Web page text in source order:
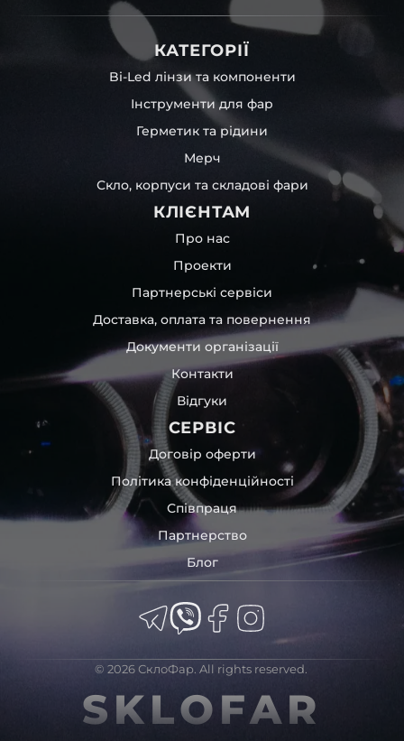
КАТЕГОРІЇ
Bi-Led лінзи та компоненти
Інструменти для фар
Герметик та рідини
Мерч
Скло, корпуси та складові фари
КЛІЄНТАМ
Про нас
Проекти
Партнерські сервіси
Доставка, оплата та повернення
Документи організації
Контакти
Відгуки
СЕРВІС
Договір оферти
Політика конфіденційності
Співпраця
Партнерство
Блог
© 2026 СклоФар. All rights reserved.
SKLOFAR